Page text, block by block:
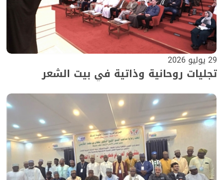
29 يوليو 2026
تجليات روحانية وذاتية في بيت الشعر